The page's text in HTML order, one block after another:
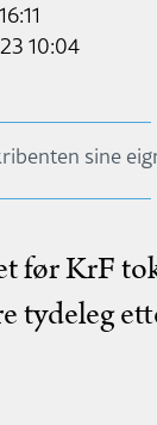
10:04
sine
før KrF
tydeleg